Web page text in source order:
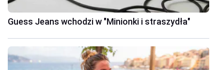
Guess Jeans wchodzi w "Minionki i straszydła"